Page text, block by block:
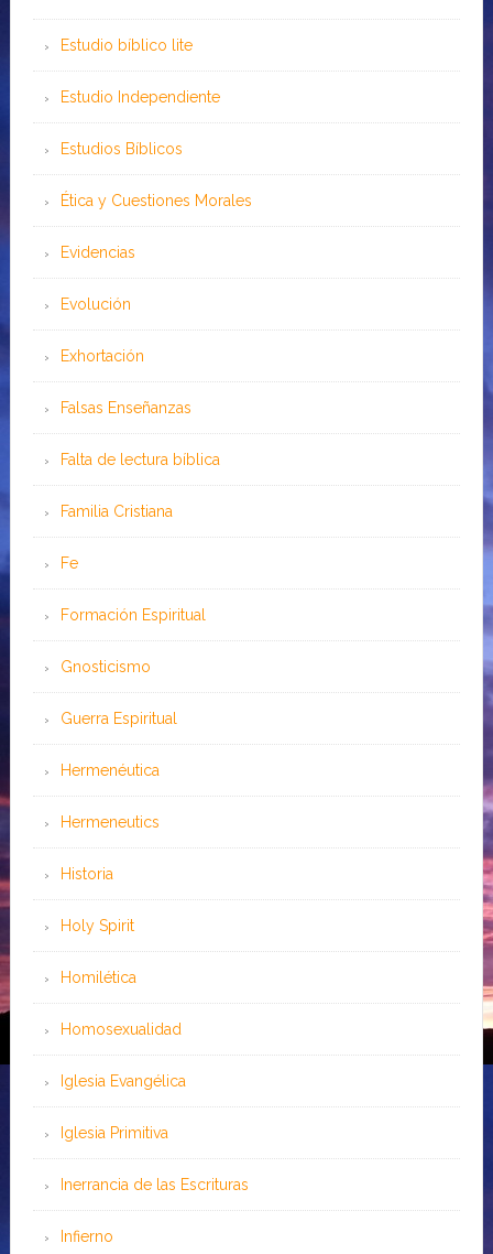
Estudio bíblico lite
Estudio Independiente
Estudios Bíblicos
Ética y Cuestiones Morales
Evidencias
Evolución
Exhortación
Falsas Enseñanzas
Falta de lectura bíblica
Familia Cristiana
Fe
Formación Espiritual
Gnosticismo
Guerra Espiritual
Hermenéutica
Hermeneutics
Historia
Holy Spirit
Homilética
Homosexualidad
Iglesia Evangélica
Iglesia Primitiva
Inerrancia de las Escrituras
Infierno